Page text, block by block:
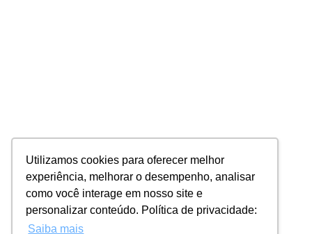
Utilizamos cookies para oferecer melhor
experiência, melhorar o desempenho, analisar
como você interage em nosso site e
personalizar conteúdo. Política de privacidade:
Saiba mais